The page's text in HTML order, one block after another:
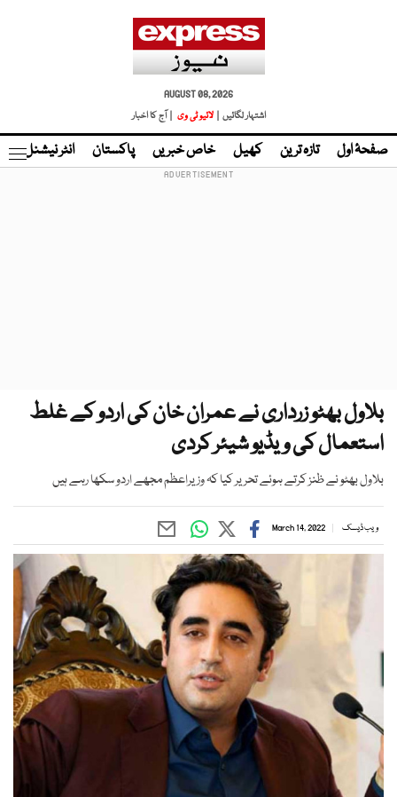
AUGUST 08, 2026
اشتہار لگائیں |
لائیو ٹی وی | آج کا اخبار
صفحۂ اول تازہ ترین کھیل خاص خبریں پاکستان انٹر نیشنل
بلاول بھٹو زرداری نے عمران خان کی اردو کے غلط
استعمال کی ویڈیو شیئر کردی
بلاول بھٹو نے ظنز کرتے ہوئے تحریر کیا کہ وزیراعظم مجھے اردو سکھا رہے ہیں
ویب ڈیسک March 14, 2022